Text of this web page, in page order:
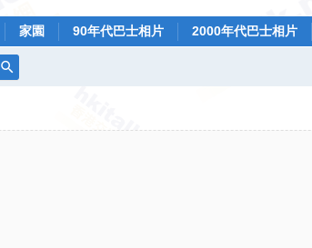
家園 90年代巴士相片 2000年代巴士相片